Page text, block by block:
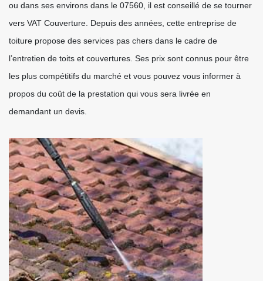
ou dans ses environs dans le 07560, il est conseillé de se tourner
vers VAT Couverture. Depuis des années, cette entreprise de
toiture propose des services pas chers dans le cadre de
l’entretien de toits et couvertures. Ses prix sont connus pour être
les plus compétitifs du marché et vous pouvez vous informer à
propos du coût de la prestation qui vous sera livrée en
demandant un devis.